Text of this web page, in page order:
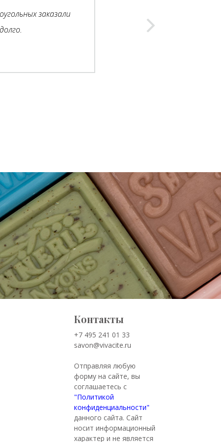
заказали
Контакты
+7 495 241 01 33
savon@vivacite.ru
Отправляя любую
форму на сайте, вы
соглашаетесь с
"Политикой
конфиденциальности"
данного сайта. Сайт
носит информационный
характер и не является